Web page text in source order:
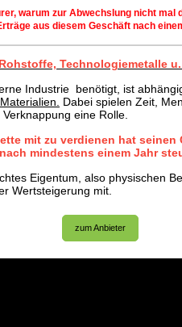
warum zur Abwechslung nicht mal
aus diesem Geschäft nach
Rohstoffe, Technologiemetalle
Industrie benötigt, ist
Dabei spielen Zeit,
eine Rolle.
mit zu verdienen hat seinen
mindestens einem Jahr
Eigentum, also physischen
Wertsteigerung mit.
zum Anbieter